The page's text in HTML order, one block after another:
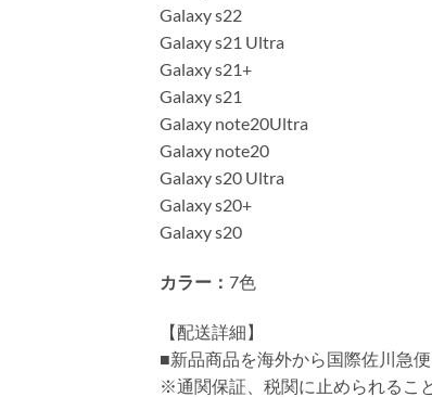
Galaxy s22
Galaxy s21 Ultra
Galaxy s21+
Galaxy s21
Galaxy note20Ultra
Galaxy note20
Galaxy s20 Ultra
Galaxy s20+
Galaxy s20
カラー： 7色
【配送詳細】
■新品商品を海外から国際佐川急便
※通関保証、税関に止められるこ